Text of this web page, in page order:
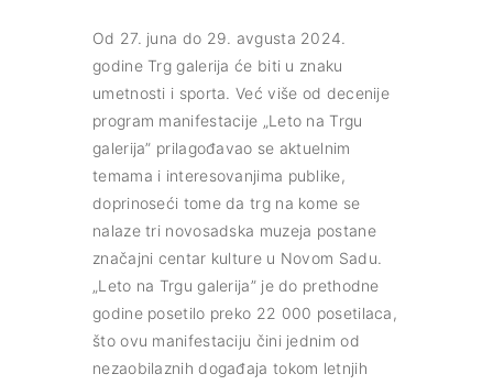
Od 27. juna do 29. avgusta 2024.
godine Trg galerija će biti u znaku
umetnosti i sporta. Već više od decenije
program manifestacije „Leto na Trgu
galerija” prilagođavao se aktuelnim
temama i interesovanjima publike,
doprinoseći tome da trg na kome se
nalaze tri novosadska muzeja postane
značajni centar kulture u Novom Sadu.
„Leto na Trgu galerija” je do prethodne
godine posetilo preko 22 000 posetilaca,
što ovu manifestaciju čini jednim od
nezaobilaznih događaja tokom letnjih